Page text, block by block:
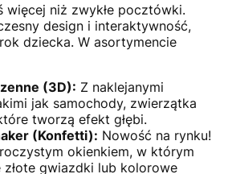
więcej niż zwykłe pocztówki.
design i interaktywność,
dziecka. W asortymencie
(3D): Z naklejanymi
jak samochody, zwierzątka
tworzą efekt głębi.
(Konfetti): Nowość na rynku!
okienkiem, w którym
złote gwiazdki lub kolorowe